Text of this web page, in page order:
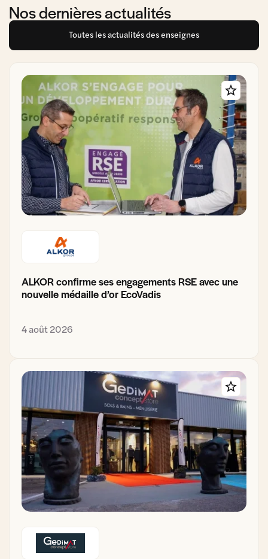
Nos dernières actualités
Toutes les actualités des enseignes
ALKOR confirme ses engagements RSE avec une
nouvelle médaille d’or EcoVadis
4 août 2026